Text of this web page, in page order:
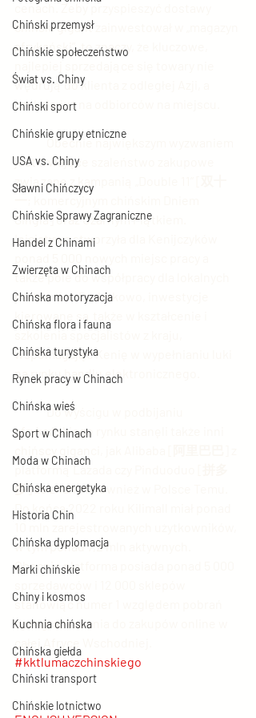
Chiński przemysł
Chińskie społeczeństwo
Świat vs. Chiny
Chiński sport
Chińskie grupy etniczne
USA vs. Chiny
Sławni Chińczycy
Chińskie Sprawy Zagraniczne
Handel z Chinami
Zwierzęta w Chinach
Chińska motoryzacja
Chińska flora i fauna
Chińska turystyka
Rynek pracy w Chinach
Chińska wieś
Sport w Chinach
Moda w Chinach
Chińska energetyka
Historia Chin
Chińska dyplomacja
Marki chińskie
Chiny i kosmos
Kuchnia chińska
Chińska giełda
Chiński transport
Chińskie lotnictwo
cenach. Żeby przyspieszyć dostawy
chiński gigant zainwestował w „magazyn
afrykański”, to znaczy, że kluczowe,
wędrują do klienta z odległej Azji, a
czekają już na odbiorców na miejscu.
	Obecnie największym wyzwaniem
jest trwające szaleństwo zakupowe
związane z kampanią „Double 11” [双十
一; komercyjnym chińskim Dniem
Singla] oraz Czarnym Piątkiem.
Inicjatywa stworzyła dla Kenijczyków
także pole do współpracy dla lokalnych
partnerów. Dodatkowo, inwestycje
wspomagając Kenię w wypełnianiu luki
na rynku handlu elektronicznego.
	Do wyścigu w podbijaniu
afrykańskiego rynku stanęli także inni
platformą Lazada czy Pinduoduo [拼多
多] ze znanym również w Polsce Temu.
Do końca 2022 roku Kilimall miał ponad
w tym ponad 7,2 mln aktywnych.
Obecnie platforma posiada ponad 5 000
stanowiąc numer 1 względem pobrań
oprogramowania do zakupów online w
#kktlumaczchinskiego